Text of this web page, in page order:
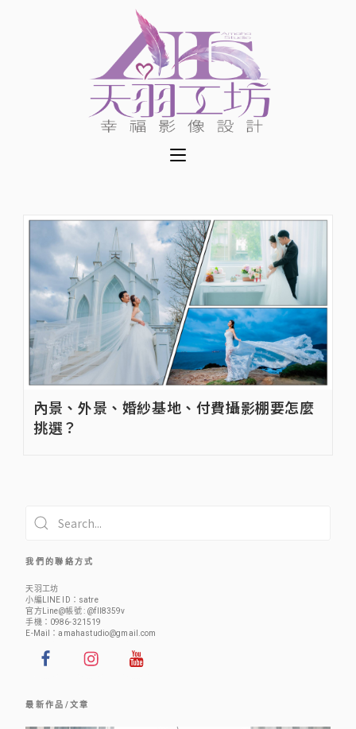
內景、外景、婚紗基地、付費攝影棚要怎麼
挑選？
我 們 的 聯 絡 方 式
天羽工坊
小編LINE ID： satre
官方Line@帳號 : @fll8359v
手機： 0986-321519
E-Mail：amahastudio@gmail.com
最 新 作 品 / 文 章